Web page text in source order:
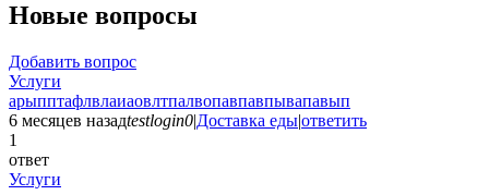
Новые вопросы
Добавить вопрос
Услуги
арыпптафлвлаиаовлтпалвопавпавпывапавып
6 месяцев назадtestlogin0|Доставка еды|ответить
1
ответ
Услуги